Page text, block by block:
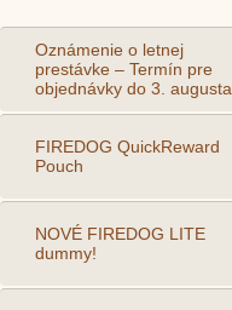
Oznámenie o letnej
prestávke – Termín pre
objednávky do 3. augusta
FIREDOG QuickReward
Pouch
NOVÉ FIREDOG LITE
dummy!